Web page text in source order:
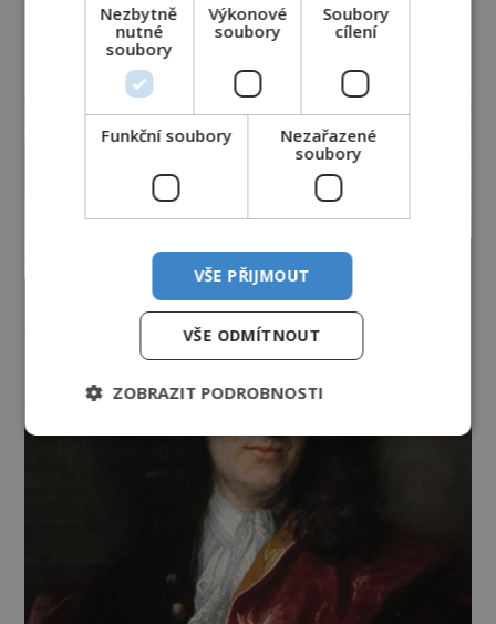
reklama
Nezbytně
nutné
soubory
Výkonové
soubory
Soubory
cílení
Funkční soubory
Nezařazené
soubory
VŠE PŘIJMOUT
VŠE ODMÍTNOUT
ZOBRAZIT PODROBNOSTI